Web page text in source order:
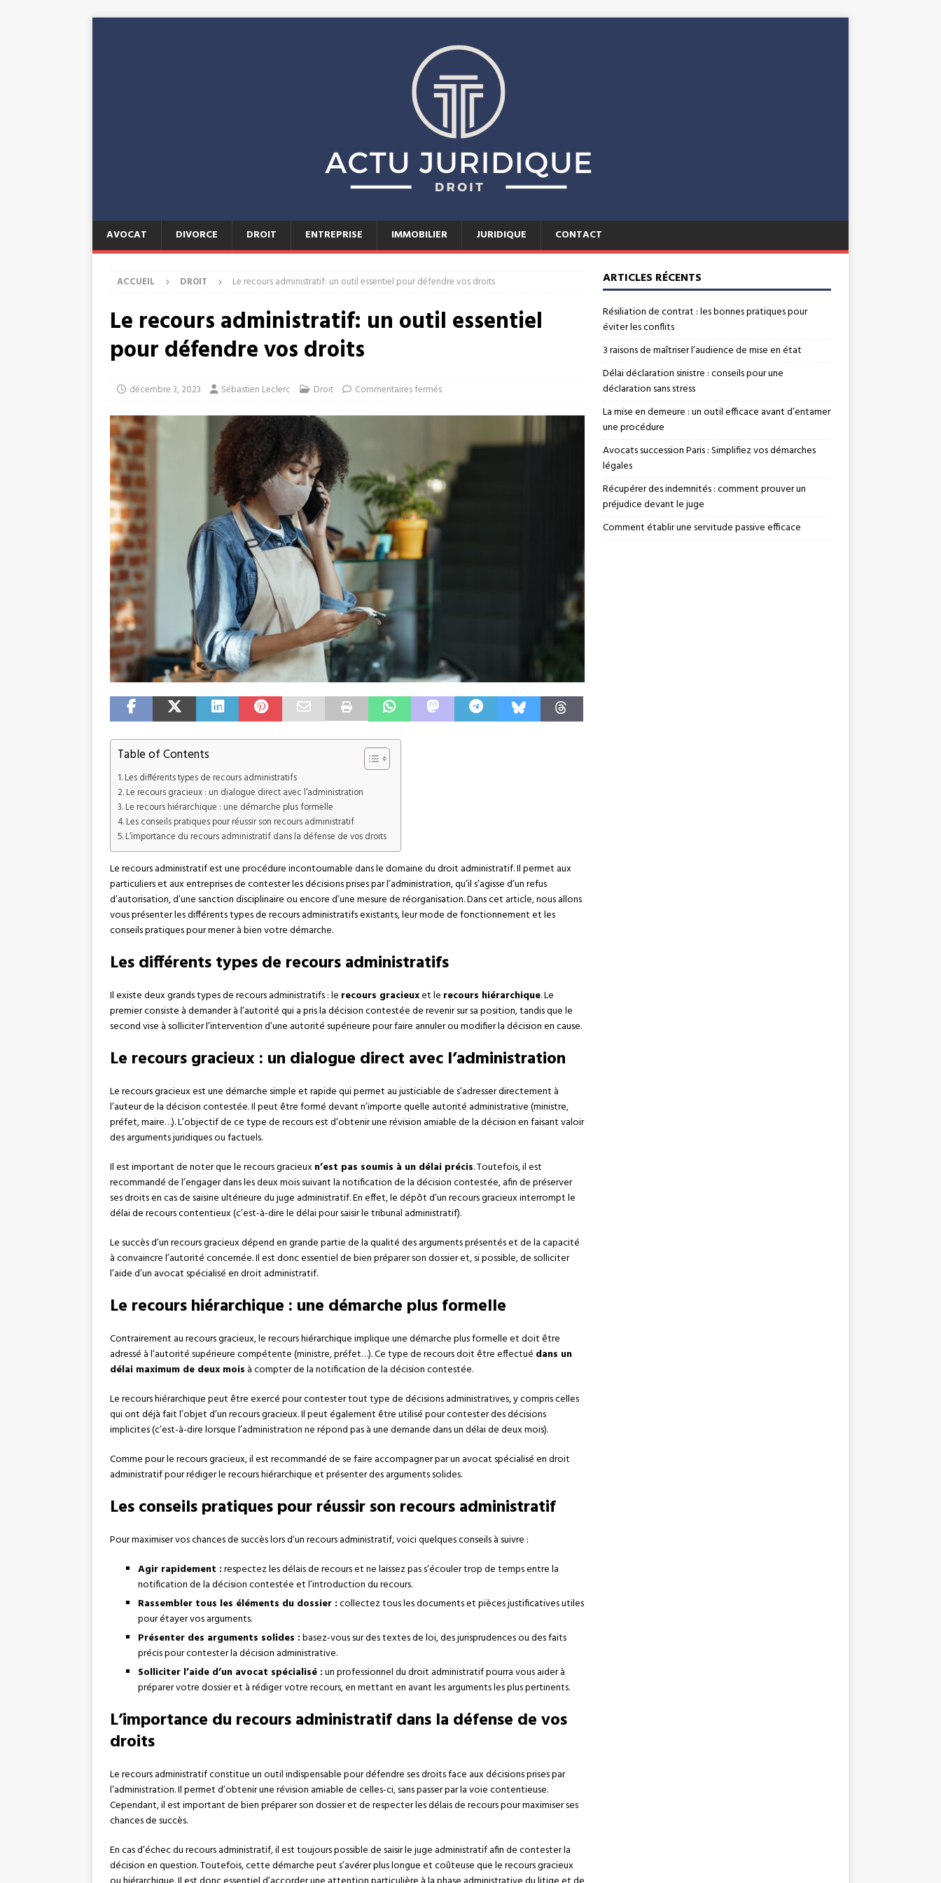
AVOCAT DIVORCE DROIT ENTREPRISE IMMOBILIER JURIDIQUE CONTACT
ACCUEIL DROIT Le recours administratif: un outil essentiel pour défendre vos droits
Le recours administratif: un outil essentiel
pour défendre vos droits
décembre 3, 2023 Sébastien Leclerc Droit Commentaires fermés
Table of Contents
Les différents types de recours administratifs
Le recours gracieux : un dialogue direct avec l’administration
Le recours hiérarchique : une démarche plus formelle
Les conseils pratiques pour réussir son recours administratif
L’importance du recours administratif dans la défense de vos droits
Le recours administratif est une procédure incontournable dans le domaine du droit administratif. Il permet aux
particuliers et aux entreprises de contester les décisions prises par l’administration, qu’il s’agisse d’un refus
d’autorisation, d’une sanction disciplinaire ou encore d’une mesure de réorganisation. Dans cet article, nous allons
vous présenter les différents types de recours administratifs existants, leur mode de fonctionnement et les
conseils pratiques pour mener à bien votre démarche.
Les différents types de recours administratifs
Il existe deux grands types de recours administratifs : le recours gracieuxet le recours hiérarchique. Le
premier consiste à demander à l’autorité qui a pris la décision contestée de revenir sur sa position, tandis que le
second vise à solliciter l’intervention d’une autorité supérieure pour faire annuler ou modifier la décision en cause.
Le recours gracieux : un dialogue direct avec l’administration
Le recours gracieux est une démarche simple et rapide qui permet au justiciable de s’adresser directement à
l’auteur de la décision contestée. Il peut être formé devant n’importe quelle autorité administrative (ministre,
préfet, maire…). L’objectif de ce type de recours est d’obtenir une révision amiable de la décision en faisant valoir
des arguments juridiques ou factuels.
Il est important de noter que le recours gracieux n’est pas soumis à un délai précis. Toutefois, il est
recommandé de l’engager dans les deux mois suivant la notification de la décision contestée, afin de préserver
ses droits en cas de saisine ultérieure du juge administratif. En effet, le dépôt d’un recours gracieux interrompt le
délai de recours contentieux (c’est-à-dire le délai pour saisir le tribunal administratif).
Le succès d’un recours gracieux dépend en grande partie de la qualité des arguments présentés et de la capacité
à convaincre l’autorité concernée. Il est donc essentiel de bien préparer son dossier et, si possible, de solliciter
l’aide d’un avocat spécialisé en droit administratif.
Le recours hiérarchique : une démarche plus formelle
Contrairement au recours gracieux, le recours hiérarchique implique une démarche plus formelle et doit être
adressé à l’autorité supérieure compétente (ministre, préfet…). Ce type de recours doit être effectué dans un
délai maximum de deux mois à compter de la notification de la décision contestée.
Le recours hiérarchique peut être exercé pour contester tout type de décisions administratives, y compris celles
qui ont déjà fait l’objet d’un recours gracieux. Il peut également être utilisé pour contester des décisions
implicites (c’est-à-dire lorsque l’administration ne répond pas à une demande dans un délai de deux mois).
Comme pour le recours gracieux, il est recommandé de se faire accompagner par un avocat spécialisé en droit
administratif pour rédiger le recours hiérarchique et présenter des arguments solides.
Les conseils pratiques pour réussir son recours administratif
Pour maximiser vos chances de succès lors d’un recours administratif, voici quelques conseils à suivre :
Agir rapidement :respectez les délais de recours et ne laissez pas s’écouler trop de temps entre la
notification de la décision contestée et l’introduction du recours.
Rassembler tous les éléments du dossier :collectez tous les documents et pièces justificatives utiles
pour étayer vos arguments.
Présenter des arguments solides :basez-vous sur des textes de loi, des jurisprudences ou des faits
précis pour contester la décision administrative.
Solliciter l’aide d’un avocat spécialisé :un professionnel du droit administratif pourra vous aider à
préparer votre dossier et à rédiger votre recours, en mettant en avant les arguments les plus pertinents.
L’importance du recours administratif dans la défense de vos
droits
Le recours administratif constitue un outil indispensable pour défendre ses droits face aux décisions prises par
l’administration. Il permet d’obtenir une révision amiable de celles-ci, sans passer par la voie contentieuse.
Cependant, il est important de bien préparer son dossier et de respecter les délais de recours pour maximiser ses
chances de succès.
En cas d’échec du recours administratif, il est toujours possible de saisir le juge administratif afin de contester la
décision en question. Toutefois, cette démarche peut s’avérer plus longue et coûteuse que le recours gracieux
ARTICLES RÉCENTS
Résiliation de contrat : les bonnes pratiques pour
éviter les conflits
3 raisons de maîtriser l’audience de mise en état
Délai déclaration sinistre : conseils pour une
déclaration sans stress
La mise en demeure : un outil efficace avant d’entamer
une procédure
Avocats succession Paris : Simplifiez vos démarches
légales
Récupérer des indemnités : comment prouver un
préjudice devant le juge
Comment établir une servitude passive efficace